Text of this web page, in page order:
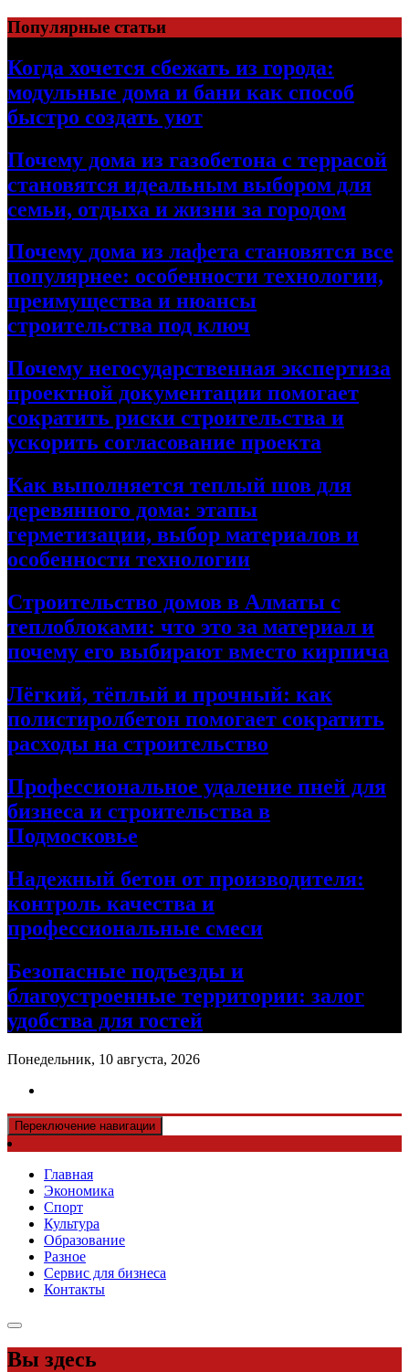
Перейти
к
содержимому
Популярные статьи
Когда хочется сбежать из города:
модульные дома и бани как способ
быстро создать уют
Почему дома из газобетона с террасой
становятся идеальным выбором для
семьи, отдыха и жизни за городом
Почему дома из лафета становятся все
популярнее: особенности технологии,
преимущества и нюансы
строительства под ключ
Почему негосударственная экспертиза
проектной документации помогает
сократить риски строительства и
ускорить согласование проекта
Как выполняется теплый шов для
деревянного дома: этапы
герметизации, выбор материалов и
особенности технологии
Строительство домов в Алматы с
теплоблоками: что это за материал и
почему его выбирают вместо кирпича
Лёгкий, тёплый и прочный: как
полистиролбетон помогает сократить
расходы на строительство
Профессиональное удаление пней для
бизнеса и строительства в
Подмосковье
Надежный бетон от производителя:
контроль качества и
профессиональные смеси
Безопасные подъезды и
благоустроенные территории: залог
удобства для гостей
Понедельник, 10 августа, 2026
Переключение навигации
Главная
Экономика
Спорт
Культура
Образование
Разное
Сервис для бизнеса
Контакты
Вы здесь